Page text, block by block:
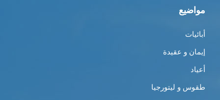
مواضيع
أبائيات
إيمان و عقيدة
أعياد
طقوس و ليتورجيا